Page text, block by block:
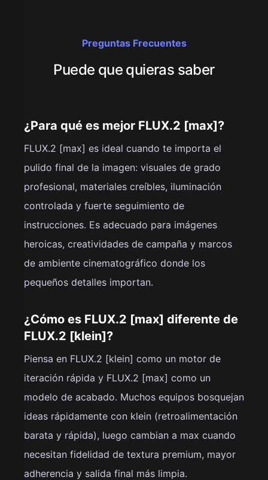
Preguntas Frecuentes
Puede que quieras saber
¿Para qué es mejor FLUX.2 [max]?
FLUX.2 [max] es ideal cuando te importa el
pulido final de la imagen: visuales de grado
profesional, materiales creíbles, iluminación
controlada y fuerte seguimiento de
instrucciones. Es adecuado para imágenes
heroicas, creatividades de campaña y marcos
de ambiente cinematográfico donde los
pequeños detalles importan.
¿Cómo es FLUX.2 [max] diferente de
FLUX.2 [klein]?
Piensa en FLUX.2 [klein] como un motor de
iteración rápida y FLUX.2 [max] como un
modelo de acabado. Muchos equipos bosquejan
ideas rápidamente con klein (retroalimentación
barata y rápida), luego cambian a max cuando
necesitan fidelidad de textura premium, mayor
adherencia y salida final más limpia.